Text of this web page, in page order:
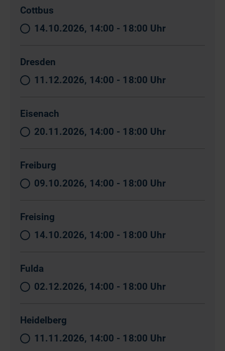
Cottbus
14.10.2026, 14:00 - 18:00 Uhr
Dresden
11.12.2026, 14:00 - 18:00 Uhr
Eisenach
20.11.2026, 14:00 - 18:00 Uhr
Freiburg
09.10.2026, 14:00 - 18:00 Uhr
Freising
14.10.2026, 14:00 - 18:00 Uhr
Fulda
02.12.2026, 14:00 - 18:00 Uhr
Heidelberg
11.11.2026, 14:00 - 18:00 Uhr